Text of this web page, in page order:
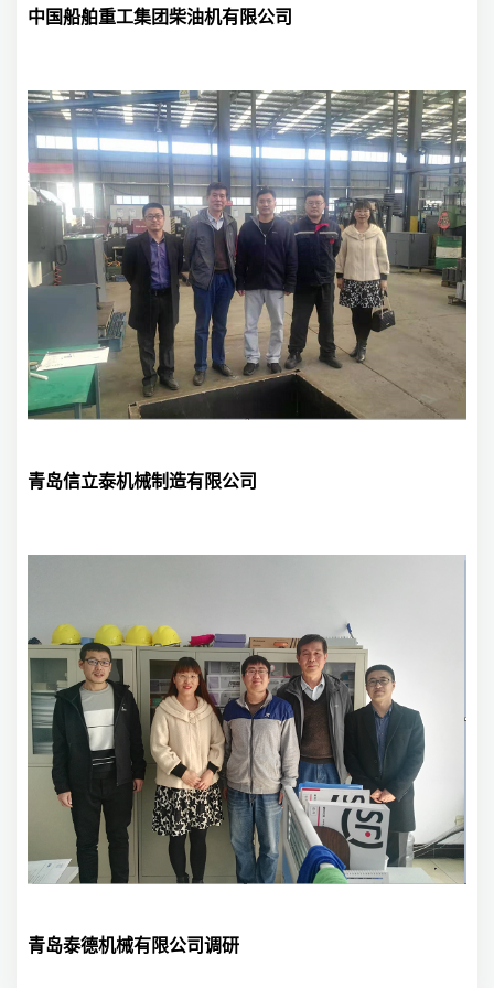
​中国船舶重工集团柴油机有限公司
青岛信立泰机械制造有限公司
青岛泰德机械有限公司调研